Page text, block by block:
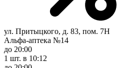
ул. Притыцкого, д. 83, пом. 7Н
Альфа-аптека №14
до 20:00
1 шт. в 10:12